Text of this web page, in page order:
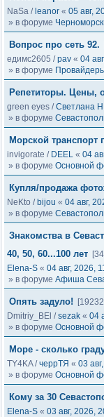
NaSa / leanor « 05 авг,
» в форуме
Вопрос про сеть 92.
едимс2605 /pav « 04
» в форуме
Репетиторы. Цены,
green eyes /Светлана
» в форуме
Морской транспорт
invigorate / DEEL « 04
» в форуме Основной
Купля/продажа
NeKto / bijou « 04 авг,
» в форуме
Знакомства в
40, 50, 60...100 лет
Elena-S « 04 авг, 2026,
» в форуме Афиша
Опять задуло!
Dmitriy_BEl /sezak « 04
» в форуме Основной
Море - сколько
TY4KA/черрТЯ « 03
» в форуме Основной
Кому за 30
Elena-S « 03 авг, 2026,